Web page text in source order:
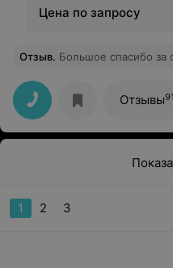
Цена по запросу
Отзыв. Большое спасибо за
Отзывы91
1 2 3